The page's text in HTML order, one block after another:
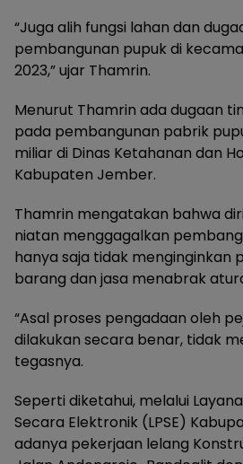
“Juga alih fungsi lahan dan
pembangunan pupuk di
2023,” ujar Thamrin.
Menurut Thamrin ada dugaan
pada pembangunan pabrik
miliar di Dinas Ketahanan dan
Kabupaten Jember.
Thamrin mengatakan bahwa
niatan menggagalkan
hanya saja tidak menginginkan
barang dan jasa menabrak
“Asal proses pengadaan oleh
dilakukan secara benar, tidak
tegasnya.
Seperti diketahui, melalui
Secara Elektronik (LPSE)
adanya pekerjaan lelang